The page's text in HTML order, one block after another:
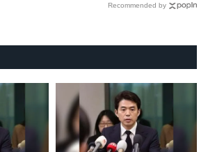
Recommended by